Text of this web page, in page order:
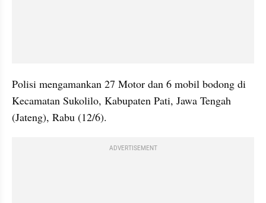
Polisi mengamankan 27 Motor dan 6 mobil bodong di
Kecamatan Sukolilo, Kabupaten Pati, Jawa Tengah
(Jateng), Rabu (12/6).
ADVERTISEMENT